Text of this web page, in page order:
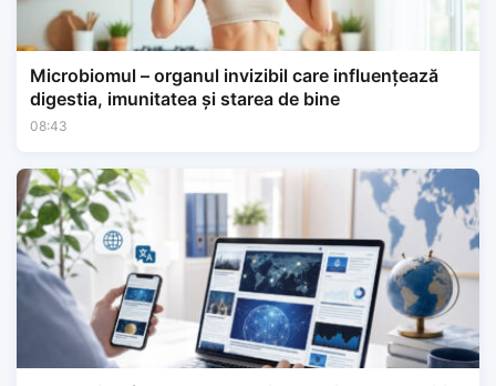
Microbiomul – organul invizibil care influențează
digestia, imunitatea și starea de bine
08:43